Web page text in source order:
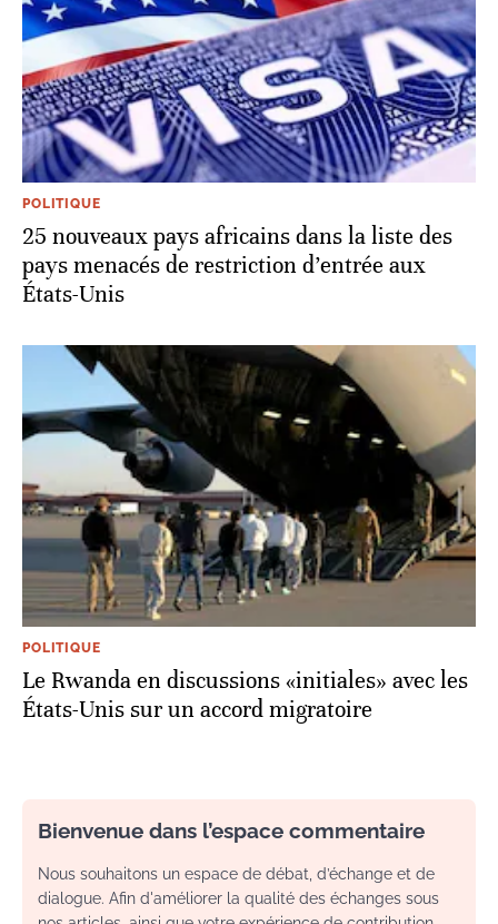
POLITIQUE
25 nouveaux pays africains dans la liste des
pays menacés de restriction d’entrée aux
États-Unis
POLITIQUE
Le Rwanda en discussions «initiales» avec les
États-Unis sur un accord migratoire
Bienvenue dans l’espace commentaire
Nous souhaitons un espace de débat, d’échange et de
dialogue. Afin d'améliorer la qualité des échanges sous